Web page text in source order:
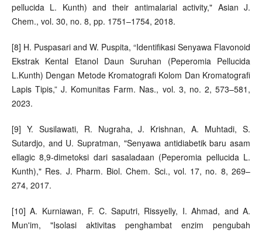
pellucida L. Kunth) and their antimalarial activity," Asian J.
Chem., vol. 30, no. 8, pp. 1751–1754, 2018.
[8] H. Puspasari and W. Puspita, “Identifikasi Senyawa Flavonoid
Ekstrak Kental Etanol Daun Suruhan (Peperomia Pellucida
L.Kunth) Dengan Metode Kromatografi Kolom Dan Kromatografi
Lapis Tipis,” J. Komunitas Farm. Nas., vol. 3, no. 2, 573–581,
2023.
[9] Y. Susilawati, R. Nugraha, J. Krishnan, A. Muhtadi, S.
Sutardjo, and U. Supratman, "Senyawa antidiabetik baru asam
ellagic 8,9-dimetoksi dari sasaladaan (Peperomia pellucida L.
Kunth)," Res. J. Pharm. Biol. Chem. Sci., vol. 17, no. 8, 269–
274, 2017.
[10] A. Kurniawan, F. C. Saputri, Rissyelly, I. Ahmad, and A.
Mun'im, "Isolasi aktivitas penghambat enzim pengubah